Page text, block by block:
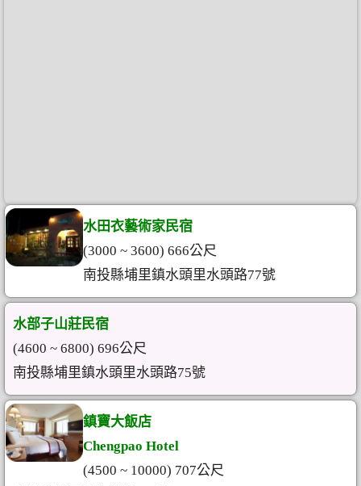
水田衣藝術家民宿
(3000 ~ 3600) 666公尺
南投縣埔里鎮水頭里水頭路77號
水部子山莊民宿
(4600 ~ 6800) 696公尺
南投縣埔里鎮水頭里水頭路75號
鎮寶大飯店
Chengpao Hotel
(4500 ~ 10000) 707公尺